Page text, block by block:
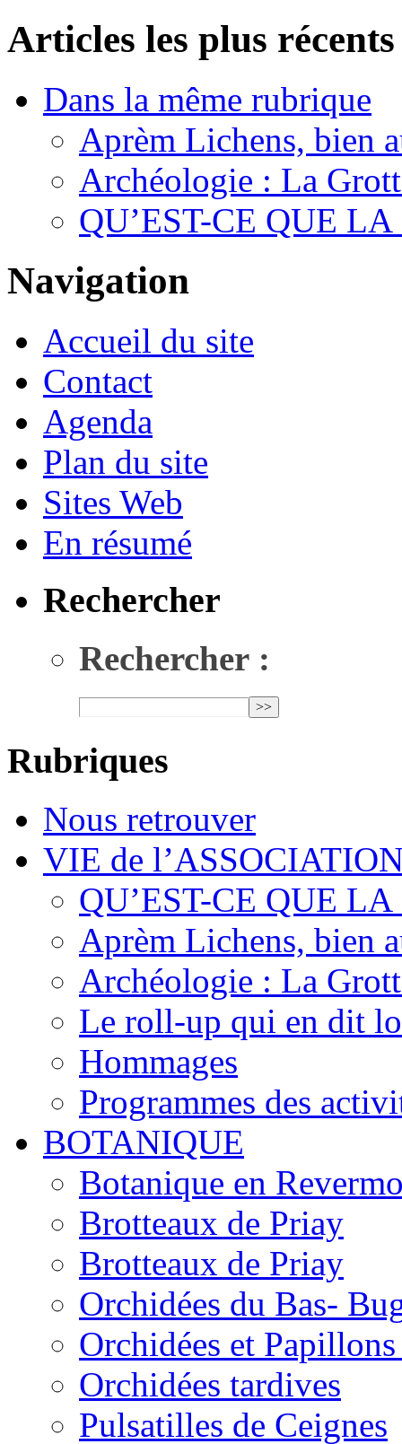
Articles les plus récents
Dans la même rubrique
Aprèm Lichens, bien
Archéologie : La
QU’EST-CE QUE
Navigation
Accueil du site
Contact
Agenda
Plan du site
Sites Web
En résumé
Rechercher
Rechercher :
Rubriques
Nous retrouver
VIE de
QU’EST-CE QUE
Aprèm Lichens, bien
Archéologie : La
Le roll-up qui en dit
Hommages
Programmes des
BOTANIQUE
Botanique en
Brotteaux de Priay
Brotteaux de Priay
Orchidées du Bas-
Orchidées et
Orchidées tardives
Pulsatilles de Ceignes